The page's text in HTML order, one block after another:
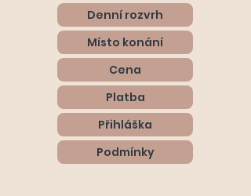
Denní rozvrh
Místo konání
Cena
Platba
Přihláška
Podmínky